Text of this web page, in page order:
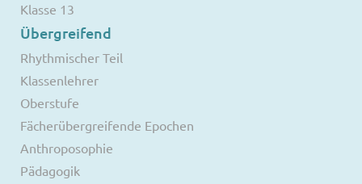
Klasse 13
Übergreifend
Rhythmischer Teil
Klassenlehrer
Oberstufe
Fächerübergreifende Epochen
Anthroposophie
Pädagogik